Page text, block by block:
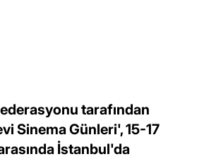
tarafından
Sinema Günleri', 15-17
İstanbul'da